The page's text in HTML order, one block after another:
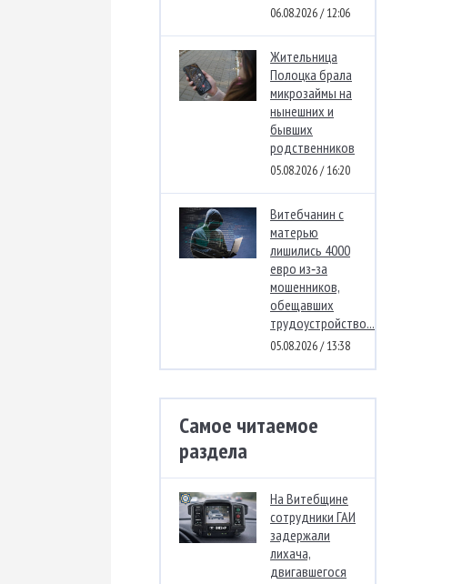
06.08.2026 / 12:06
Жительница
Полоцка брала
микрозаймы на
нынешних и
бывших
родственников
05.08.2026 / 16:20
Витебчанин с
матерью
лишились 4000
евро из‑за
мошенников,
обещавших
трудоустройство...
05.08.2026 / 13:38
Самое читаемое
раздела
На Витебщине
сотрудники ГАИ
задержали
лихача,
двигавшегося